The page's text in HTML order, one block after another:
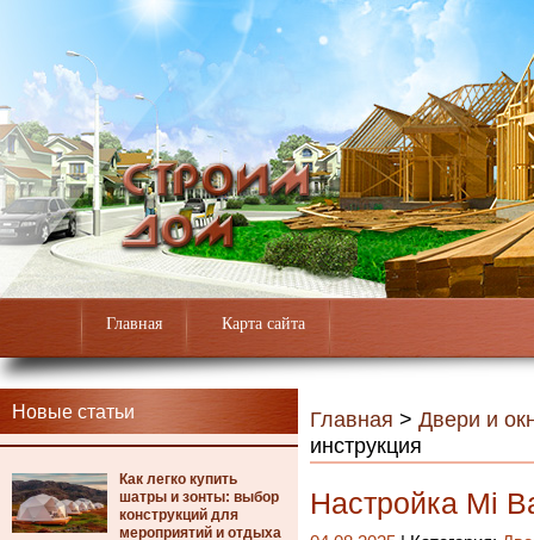
Главная Карта сайта
Новые статьи
Как легко купить
шатры и зонты: выбор
конструкций для
мероприятий и отдыха
Главная > Двери и
инструкция
Настройка Mi